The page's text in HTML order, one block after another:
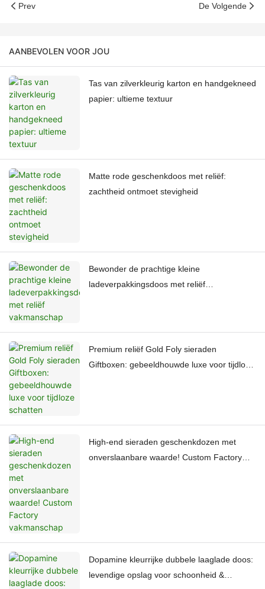
Prev De Volgende
AANBEVOLEN VOOR JOU
Tas van zilverkleurig karton en handgekneed
papier: ultieme textuur
Matte rode geschenkdoos met reliëf:
zachtheid ontmoet stevigheid
Bewonder de prachtige kleine
ladeverpakkingsdoos met reliëf
Premium reliëf Gold Foly sieraden
Giftboxen: gebeeldhouwde luxe voor tijdloze
High-end sieraden geschenkdozen met
onverslaanbare waarde! Custom Factory
Dopamine kleurrijke dubbele laaglade doos:
levendige opslag voor schoonheid &